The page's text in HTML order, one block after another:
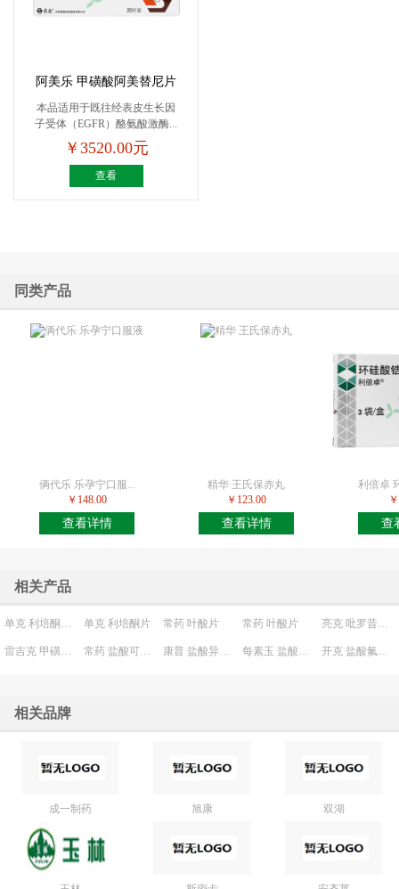
阿美乐 甲磺酸阿美替尼片
本品适用于既往经表皮生长因
子受体（EGFR）酪氨酸激酶...
￥3520.00元
查看
同类产品
俩代乐 乐孕宁口服...
￥148.00
查看详情
精华 王氏保赤丸
￥123.00
查看详情
利倍卓
查
相关产品
单克 利培酮片 常药 叶酸片 常药 叶酸片
相关品牌
成一制药 旭康 双湖